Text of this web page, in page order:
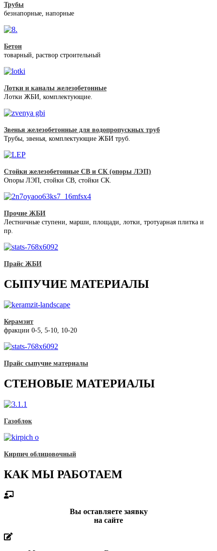
Трубы
безнапорные, напорные
Бетон
товарный, раствор строительный
Лотки и каналы железобетонные
Лотки ЖБИ, комплектующие.
Звенья железобетонные для водопропускных труб
Трубы, звенья, комплектующие ЖБИ труб.
Стойки железобетонные СВ и СК (опоры ЛЭП)
Опоры ЛЭП, стойки СВ, стойки СК.
Прочие ЖБИ
Лестничные ступени, марши, площади, лотки, тротуарная плитка и
пр.
Прайс ЖБИ
СЫПУЧИЕ МАТЕРИАЛЫ
Керамзит
фракции 0-5, 5-10, 10-20
Прайс сыпучие материалы
СТЕНОВЫЕ МАТЕРИАЛЫ
Газоблок
Кирпич облицовочный
КАК МЫ РАБОТАЕМ
Вы оставляете заявку
на сайте